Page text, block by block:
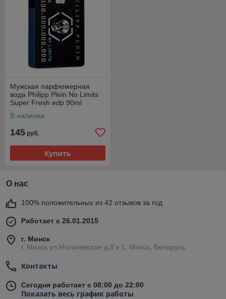
Мужская парфюмерная
вода Philipp Plein No Limits
Super Fresh edp 90ml
В наличии
145 руб.
Купить
О нас
100% положительных из 42 отзывов за год
Работает с 26.01.2015
г. Минск
г..Минск ул.Могилевская д.8 к.1, Минск, Беларусь
Контакты
Сегодня работает с 08:00 до 22:00
Показать весь график работы